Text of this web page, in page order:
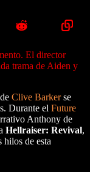
El director
trama de Aiden y
Clive Barkerse
Durante el Future
Anthony de
Hellraiser: Revival,
hilos de esta